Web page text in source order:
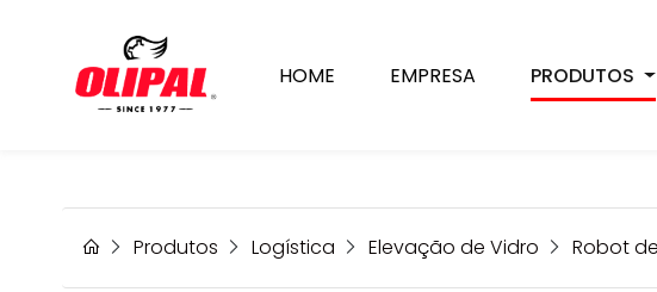
HOME EMPRESA PRODUTOS
Produtos Logística Elevação de Vidro Robot